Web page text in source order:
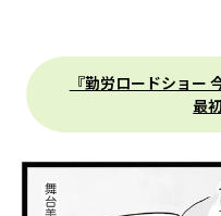
『勤労ロードショー
最